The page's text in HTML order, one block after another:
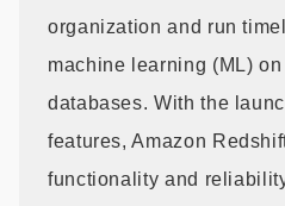
organization and run
machine learning (ML)
databases. With the
features, Amazon
functionality and